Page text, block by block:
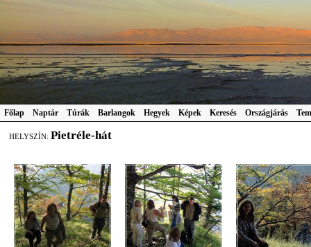
Főlap Naptár Túrák Barlangok Hegyek Képek Keresés Országjárás
HELYSZÍN: Pietréle-hát